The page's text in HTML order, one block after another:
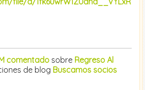
comentadosobre Regreso Al
de blog Buscamos socios